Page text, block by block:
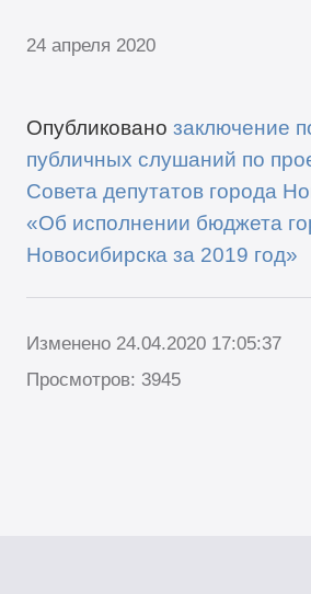
24 апреля 2020
Опубликованозаключение
публичных слушаний по
Совета депутатов города
«Об исполнении бюджета
Новосибирска за 2019 год»
Изменено 24.04.2020 17:05:37
Просмотров: 3945